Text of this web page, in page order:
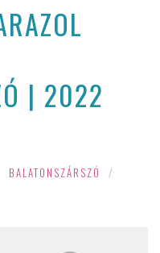
| 2022
BALATONSZÁRSZÓ
/